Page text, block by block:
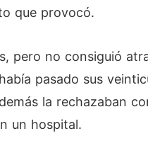
que provocó.
pero no consiguió
pasado sus
la rechazaban
un hospital.